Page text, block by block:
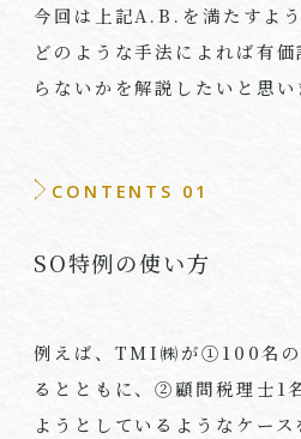
今回は上記A.B. を満たすよ
どのような手法によれば有
らないかを解説したいと思い
CONTENTS 01
SO特例の使い方
例えば、TMI㈱が①100名
るとともに、②顧問税理士1
ようとしているようなケース